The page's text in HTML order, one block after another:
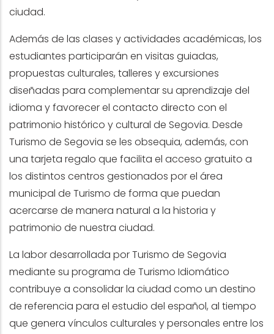
ciudad.
Además de las clases y actividades académicas, los
estudiantes participarán en visitas guiadas,
propuestas culturales, talleres y excursiones
diseñadas para complementar su aprendizaje del
idioma y favorecer el contacto directo con el
patrimonio histórico y cultural de Segovia. Desde
Turismo de Segovia se les obsequia, además, con
una tarjeta regalo que facilita el acceso gratuito a
los distintos centros gestionados por el área
municipal de Turismo de forma que puedan
acercarse de manera natural a la historia y
patrimonio de nuestra ciudad.
La labor desarrollada por Turismo de Segovia
mediante su programa de Turismo Idiomático
contribuye a consolidar la ciudad como un destino
de referencia para el estudio del español, al tiempo
que genera vínculos culturales y personales entre los